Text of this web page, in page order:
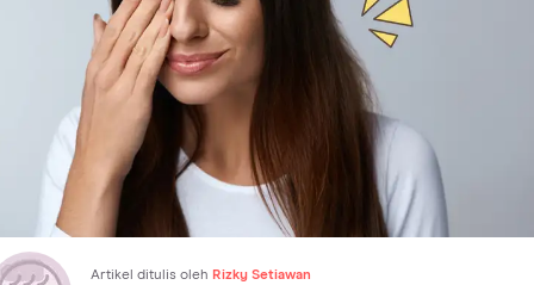
Artikel ditulis oleh Rizky Setiawan